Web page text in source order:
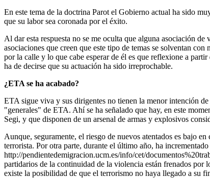
En este tema de la doctrina Parot el Gobierno actual ha sido
que su labor sea coronada por el éxito.
Al dar esta respuesta no se me oculta que alguna asociación
asociaciones que creen que este tipo de temas se solventan
por la calle y lo que cabe esperar de él es que reflexione a
ha de decirse que su actuación ha sido irreprochable.
¿ETA se ha acabado?
ETA sigue viva y sus dirigentes no tienen la menor intención
"generales" de ETA. Ahí se ha señalado que hay, en este
Segi, y que disponen de un arsenal de armas y explosivos
Aunque, seguramente, el riesgo de nuevos atentados es bajo
terrorista. Por otra parte, durante el último año, ha
http://pendientedemigracion.ucm.es/info/cet/
partidarios de la continuidad de la violencia están frenados
existe la posibilidad de que el terrorismo no haya llegado a su